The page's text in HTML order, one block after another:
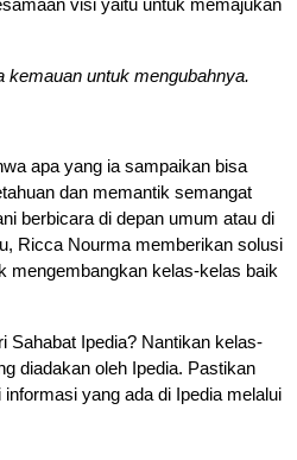
kemauan untuk mengubahnya.
apa yang ia sampaikan bisa
dan memantik semangat
berbicara di depan umum atau di
Ricca Nourma memberikan solusi
mengembangkan kelas-kelas baik
Sahabat Ipedia? Nantikan kelas-
diadakan oleh Ipedia. Pastikan
yang ada di Ipedia melalui